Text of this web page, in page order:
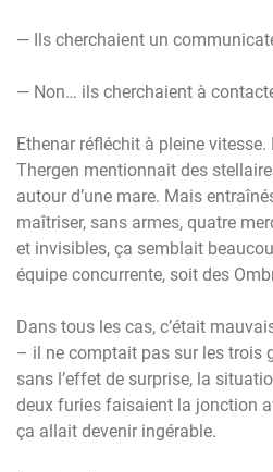
— Ils cherchaient un
— Non… ils cherchaient à
Ethenar réfléchit à pleine
Thergen mentionnait des
autour d’une mare. Mais
maîtriser, sans armes, quatre
et invisibles, ça semblait
équipe concurrente, soit des
Dans tous les cas, c’était
– il ne comptait pas sur les trois
sans l’effet de surprise, la
deux furies faisaient la jonction
ça allait devenir ingérable.